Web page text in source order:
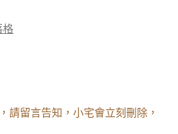
格
請留言告知，小宅會立刻刪除，